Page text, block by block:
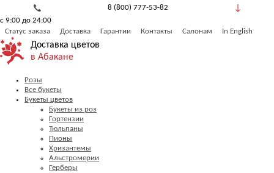
8 (800) 777-53-82
с 9:00 до 24:00
Статус заказа
Доставка Гарантии Контакты Салонам In English
Доставка цветов
в Абакане
Розы
Все букеты
Букеты цветов
Букеты из роз
Гортензии
Тюльпаны
Пионы
Хризантемы
Альстромерии
Герберы